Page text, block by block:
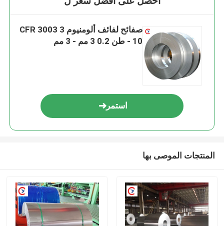
صفائح لفائف ألومنيوم CFR 3003 3
- 10 طن 0.2 3 مم - 3 مم
استمر
المنتجات الموصى بها